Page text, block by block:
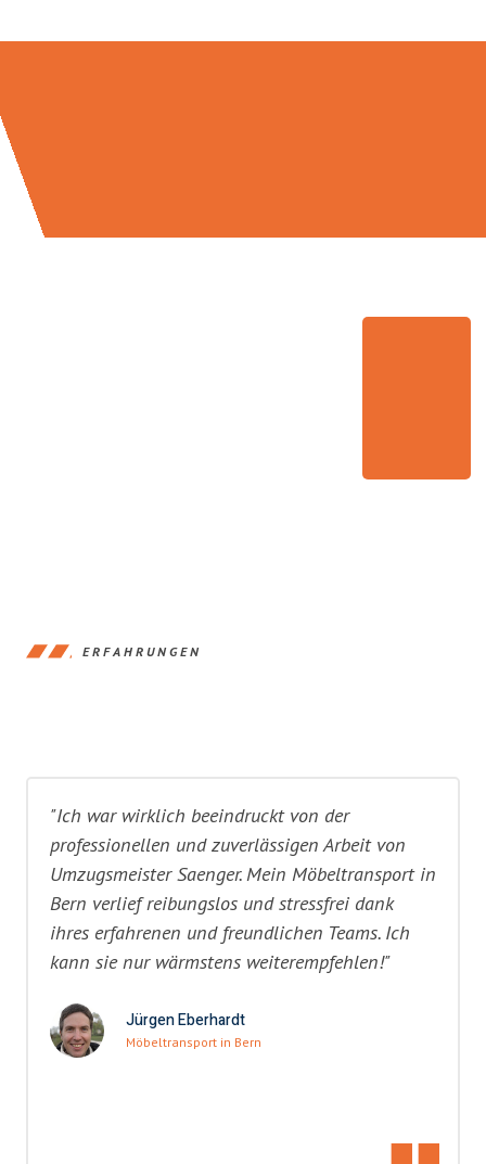
ERFAHRUNGEN
"Ich war wirklich beeindruckt von der
professionellen und zuverlässigen Arbeit von
Umzugsmeister Saenger. Mein Möbeltransport in
Bern verlief reibungslos und stressfrei dank
ihres erfahrenen und freundlichen Teams. Ich
kann sie nur wärmstens weiterempfehlen!"
Jürgen Eberhardt
Möbeltransport in Bern